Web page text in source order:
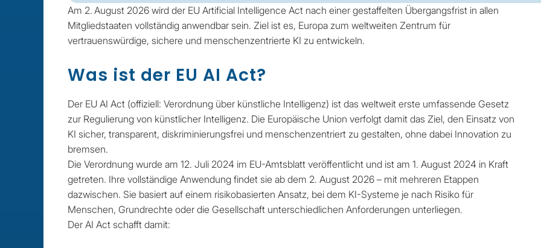
Am 2. August 2026 wird der EU Artificial Intelligence Act nach einer gestaffelten Übergangsfrist in allen
Mitgliedstaaten vollständig anwendbar sein. Ziel ist es, Europa zum weltweiten Zentrum für
vertrauenswürdige, sichere und menschenzentrierte KI zu entwickeln.
Was ist der EU AI Act?
Der EU AI Act (offiziell: Verordnung über künstliche Intelligenz) ist das weltweit erste umfassende Gesetz
zur Regulierung von künstlicher Intelligenz. Die Europäische Union verfolgt damit das Ziel, den Einsatz von
KI sicher, transparent, diskriminierungsfrei und menschenzentriert zu gestalten, ohne dabei Innovation zu
bremsen.
Die Verordnung wurde am 12. Juli 2024 im EU-Amtsblatt veröffentlicht und ist am 1. August 2024 in Kraft
getreten. Ihre vollständige Anwendung findet sie ab dem 2. August 2026 – mit mehreren Etappen
dazwischen. Sie basiert auf einem risikobasierten Ansatz, bei dem KI-Systeme je nach Risiko für
Menschen, Grundrechte oder die Gesellschaft unterschiedlichen Anforderungen unterliegen.
Der AI Act schafft damit: